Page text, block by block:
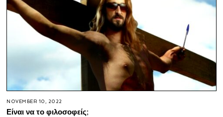
NOVEMBER 10, 2022
Είναι να το φιλοσοφείς;